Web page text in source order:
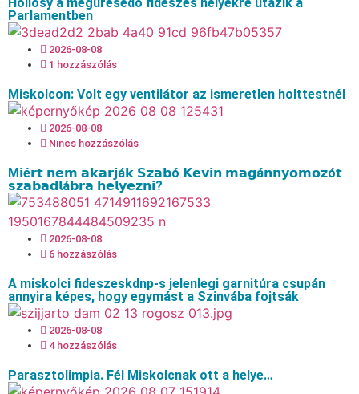
Parlamentben
2026-08-08
1 hozzászólás
Miskolcon: Volt egy ventilátor az ismeretlen holttestnél
2026-08-08
Nincs hozzászólás
M𝗶é𝗿𝘁 𝗻𝗲𝗺 𝗮𝗸𝗮𝗿𝗷á𝗸 𝗦𝘇𝗮𝗯ó 𝗞𝗲𝘃𝗶𝗻 𝗺𝗮𝗴á𝗻𝗻𝘆𝗼𝗺𝗼𝘇ó𝘁
𝘀𝘇𝗮𝗯𝗮𝗱𝗹á𝗯𝗿𝗮 𝗵𝗲𝗹𝘆𝗲𝘇𝗻𝗶?
2026-08-08
6 hozzászólás
A miskolci fideszeskdnp-s jelenlegi garnitúra csupán
annyira képes, hogy egymást a Szinvába fojtsák
2026-08-08
4 hozzászólás
Parasztolimpia. Fél Miskolcnak ott a helye…